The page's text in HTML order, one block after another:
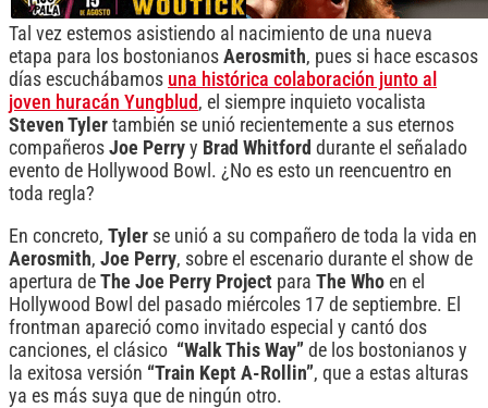
Tal vez estemos asistiendo al nacimiento de una nueva
etapa para los bostonianos Aerosmith, pues si hace escasos
días escuchábamos una histórica colaboración junto al
joven huracán Yungblud , el siempre inquieto vocalista
Steven Tyler también se unió recientemente a sus eternos
compañeros Joe Perry y Brad Whitford durante el señalado
evento de Hollywood Bowl. ¿No es esto un reencuentro en
toda regla?
En concreto, Tyler se unió a su compañero de toda la vida en
Aerosmith, Joe Perry, sobre el escenario durante el show de
apertura de The Joe Perry Project para The Who en el
Hollywood Bowl del pasado miércoles 17 de septiembre. El
frontman apareció como invitado especial y cantó dos
canciones, el clásico “Walk This Way” de los bostonianos y
la exitosa versión “Train Kept A-Rollin”, que a estas alturas
ya es más suya que de ningún otro.